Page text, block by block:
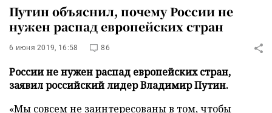
Путин объяснил, почему России не
нужен распад европейских стран
6 июня 2019, 16:58 86
России не нужен распад европейских стран,
заявил российский лидер Владимир Путин.
«Мы совсем не заинтересованы в том, чтобы